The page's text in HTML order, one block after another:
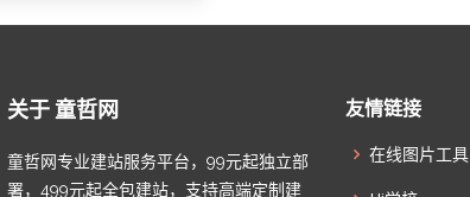
关于 童哲网
童哲网专业建站服务平台，99元起独立部
署，499元起全包建站，支持高端定制建
友情链接
在线图片工具